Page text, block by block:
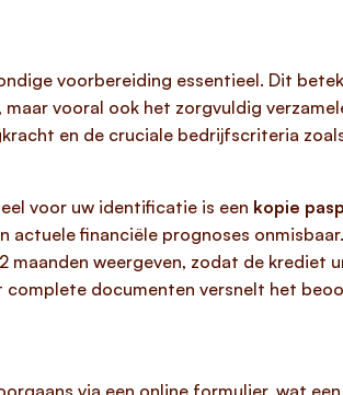
voorbereiding essentieel. Dit
vooral ook het zorgvuldig
en de cruciale bedrijfscriteria
voor uw identificatie is een kopie
actuele financiële prognoses
weergeven, zodat de krediet
documenten versnelt het
via een online formulier, wat